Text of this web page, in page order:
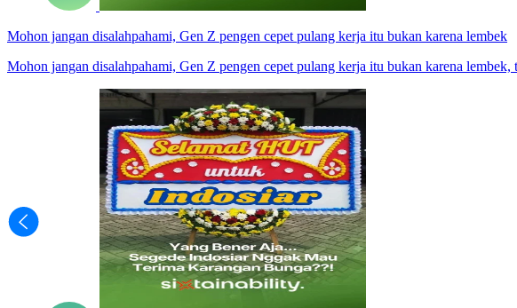
Mohon jangan disalahpahami, Gen Z pengen cepet pulang kerja itu bukan karena lembek
Mohon jangan disalahpahami, Gen Z pengen cepet pulang kerja itu bukan karena